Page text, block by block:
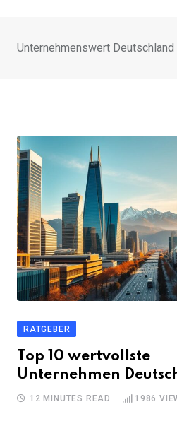
Unternehmenswert Deutschland
RATGEBER
Top 10 wertvollste
Unternehmen
12 MINUTES READ 1986